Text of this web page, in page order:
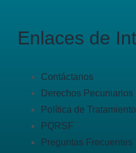
Enlaces de
Contáctanos
Derechos Pecuniarios
Política de
PQRSF
Preguntas Frecuentes